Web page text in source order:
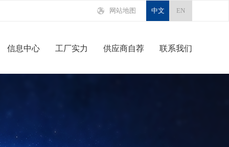
网站地图 中文 EN
信息中心 工厂实力 供应商自荐 联系我们